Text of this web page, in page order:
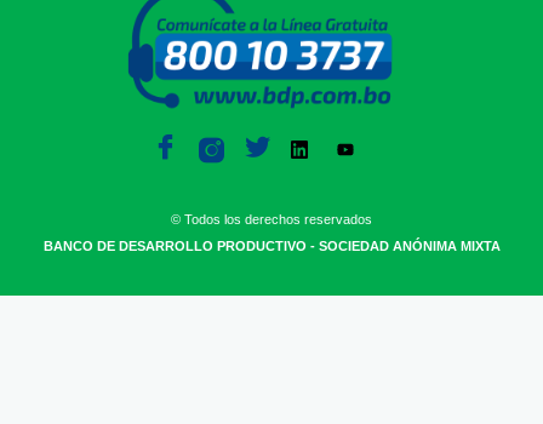
© Todos los derechos reservados
BANCO DE DESARROLLO PRODUCTIVO - SOCIEDAD ANÓNIMA MIXTA